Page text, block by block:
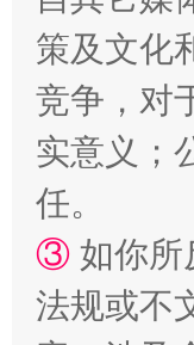
招工难
策及文化
竞争，对
实意义；
任。
③ 如你所
法规或不